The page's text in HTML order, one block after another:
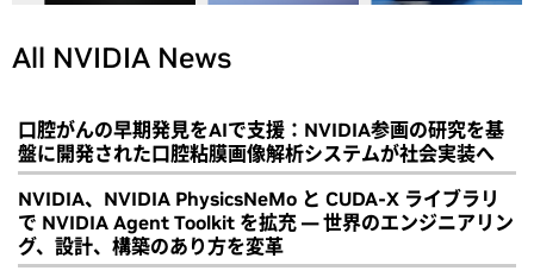
All NVIDIA News
口腔がんの早期発見をAIで支援：NVIDIA参画の研究を基
盤に開発された口腔粘膜画像解析システムが社会実装へ
NVIDIA、NVIDIA PhysicsNeMo と CUDA-X ライブラリ
で NVIDIA Agent Toolkit を拡充 ― 世界のエンジニアリン
グ、設計、構築のあり方を変革